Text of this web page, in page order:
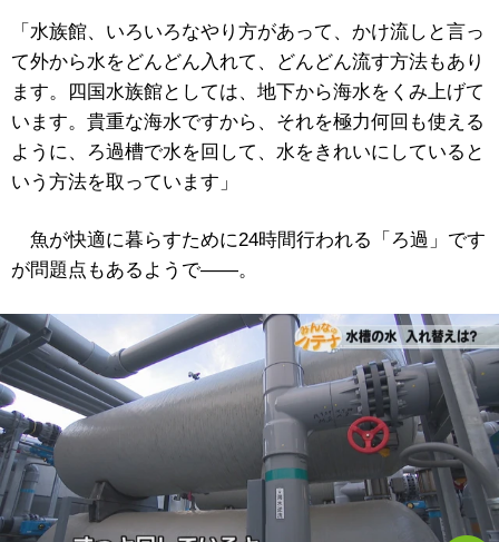
「水族館、いろいろなやり方があって、かけ流しと言っ
て外から水をどんどん入れて、どんどん流す方法もあり
ます。四国水族館としては、地下から海水をくみ上げて
います。貴重な海水ですから、それを極力何回も使える
ように、ろ過槽で水を回して、水をきれいにしていると
いう方法を取っています」
魚が快適に暮らすために24時間行われる「ろ過」です
が問題点もあるようで――。